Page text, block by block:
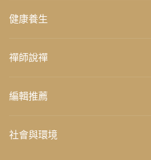
健康養生
禪師說禪
編輯推薦
社會與環境